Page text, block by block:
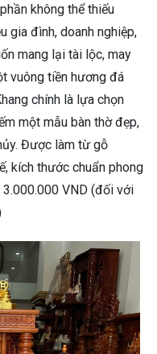
không thể thiếu
gia đình, doanh nghiệp,
mang lại tài lộc, may
vuông tiền hương đá
chính là lựa chọn
một mẫu bàn thờ đẹp,
Được làm từ gỗ
kích thước chuẩn phong
VND (đối với